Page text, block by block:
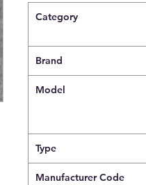
Category
Brand
Model
Type
Manufacturer Code